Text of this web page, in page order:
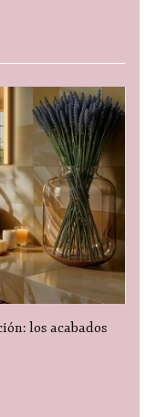
los acabados